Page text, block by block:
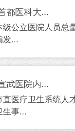
都医科大...
级公立医院人员总
发...
武医院内...
直医疗卫生系统人
生事...